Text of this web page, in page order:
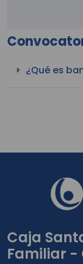
¿Qué es
Caja
Familiar -